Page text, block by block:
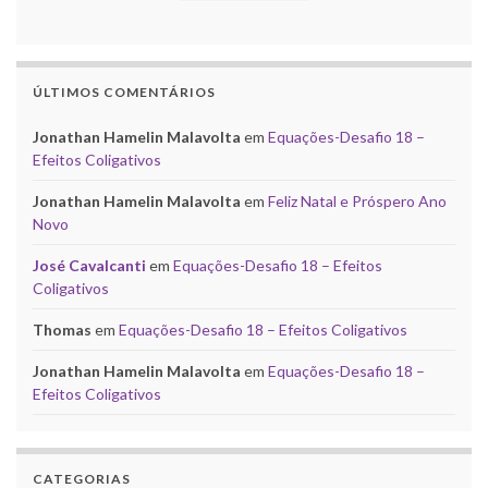
ÚLTIMOS COMENTÁRIOS
Jonathan Hamelin Malavolta em Equações-Desafio 18 –
Efeitos Coligativos
Jonathan Hamelin Malavolta em Feliz Natal e Próspero Ano
Novo
José Cavalcanti em Equações-Desafio 18 – Efeitos
Coligativos
Thomas em Equações-Desafio 18 – Efeitos Coligativos
Jonathan Hamelin Malavolta em Equações-Desafio 18 –
Efeitos Coligativos
CATEGORIAS